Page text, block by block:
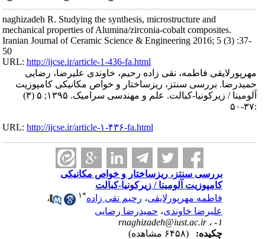
naghizadeh R. Studying the synthesis, microstructure and
mechanical properties of Alumina/zirconia-cobalt composites.
Iranian Journal of Ceramic Science & Engineering 2016; 5 (3) :37-
50
URL:http://ijcse.ir/article-1-436-fa.html
مهرپورلایقی فاطمه، نقی زاده رحیم، خاوندی علیرضا، رضایی
حمیدرضا. بررسی سنتز، ریزساختار و خواص مکانیکی کامپوزیت
آلومینا / زیرکونیا-کبالت. علم و مهندسی سرامیک. ۱۳۹۵; ۵ (۳)
URL:http://ijcse.ir/article-۱-۴۳۶-fa.html
بررسی سنتز، ریزساختار و خواص مکانیکی
کامپوزیت آلومینا / زیرکونیا-کبالت
فاطمه مهرپورلایقی،رحیم نقی زاده ۱
،
علیرضا خاوندی،حمیدرضا رضایی
rnaghizadeh@iust.ac.ir
چکیده: